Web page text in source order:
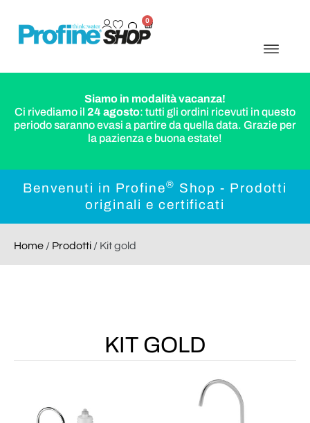
0
Siamo in modalità vacanza!
Ci rivediamo il 24 agosto: tutti gli ordini ricevuti in questo
periodo saranno evasi a partire da quella data. Grazie per
la pazienza e buona estate!
Benvenuti in Profine® Shop - Prodotti
originali e certificati
Home / Prodotti / Kit gold
KIT GOLD